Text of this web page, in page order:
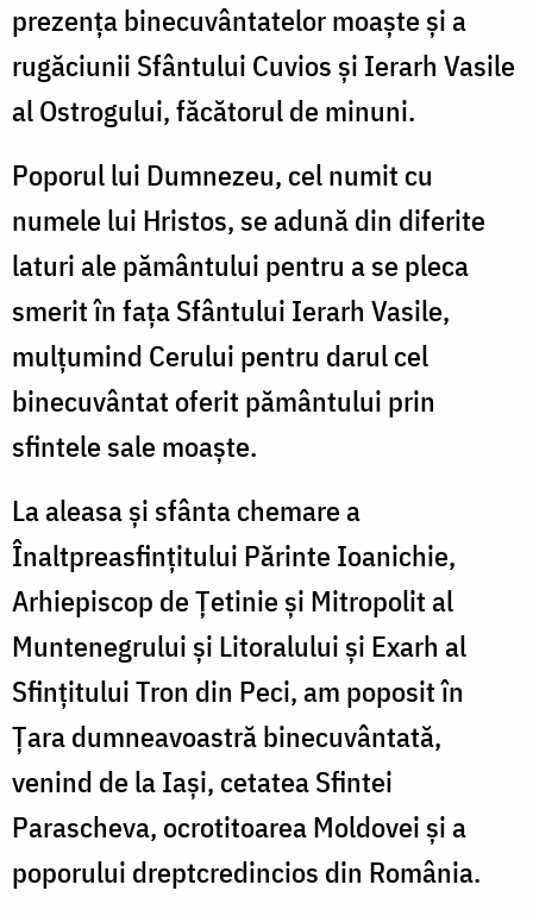
prezenţa binecuvântatelor moaşte şi a
rugăciunii Sfântului Cuvios şi Ierarh Vasile
al Ostrogului, făcătorul de minuni.
Poporul lui Dumnezeu, cel numit cu
numele lui Hristos, se adună din diferite
laturi ale pământului pentru a se pleca
smerit în faţa Sfântului Ierarh Vasile,
mulţumind Cerului pentru darul cel
binecuvântat oferit pământului prin
sfintele sale moaşte.
La aleasa şi sfânta chemare a
Înaltpreasfinţitului Părinte Ioanichie,
Arhiepiscop de Țetinie și Mitropolit al
Muntenegrului și Litoralului și Exarh al
Sfințitului Tron din Peci, am poposit în
Ţara dumneavoastră binecuvântată,
venind de la Iaşi, cetatea Sfintei
Parascheva, ocrotitoarea Moldovei şi a
poporului dreptcredincios din România.